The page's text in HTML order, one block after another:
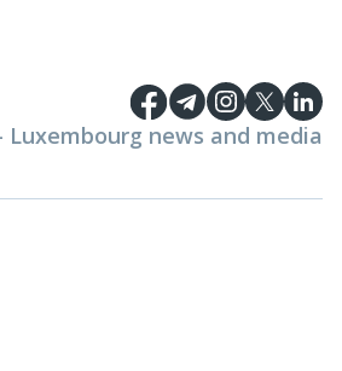
Luxembourg news and media